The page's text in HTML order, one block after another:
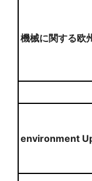
機械に関する欧
environment